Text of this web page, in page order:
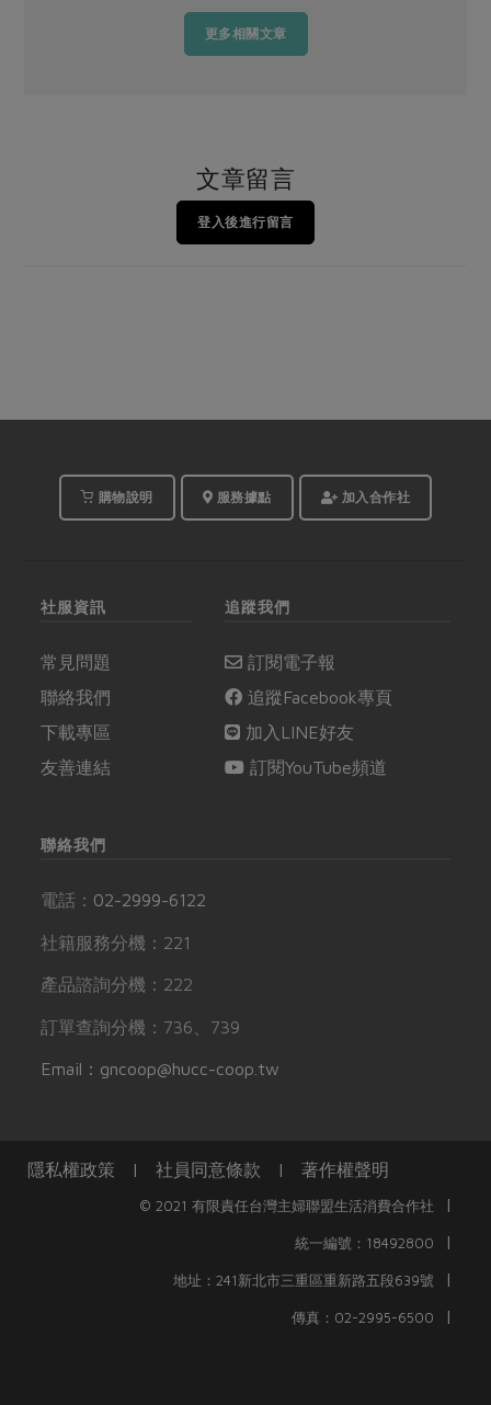
更多相關文章
文章留言
登入後進行留言
購物說明 服務據點 加入合作社
社服資訊
常見問題
聯絡我們
下載專區
友善連結
追蹤我們
訂閱電子報
追蹤Facebook專頁
加入LINE好友
訂閱YouTube頻道
聯絡我們
電話： 02-2999-6122
社籍服務分機：221
產品諮詢分機：222
訂單查詢分機：736、739
Email：gncoop@hucc-coop.tw
隱私權政策 | 社員同意條款 | 著作權聲明
© 2021 有限責任台灣主婦聯盟生活消費合作社 |
統一編號：18492800 |
地址：241新北市三重區重新路五段639號 |
傳真：02-2995-6500 |